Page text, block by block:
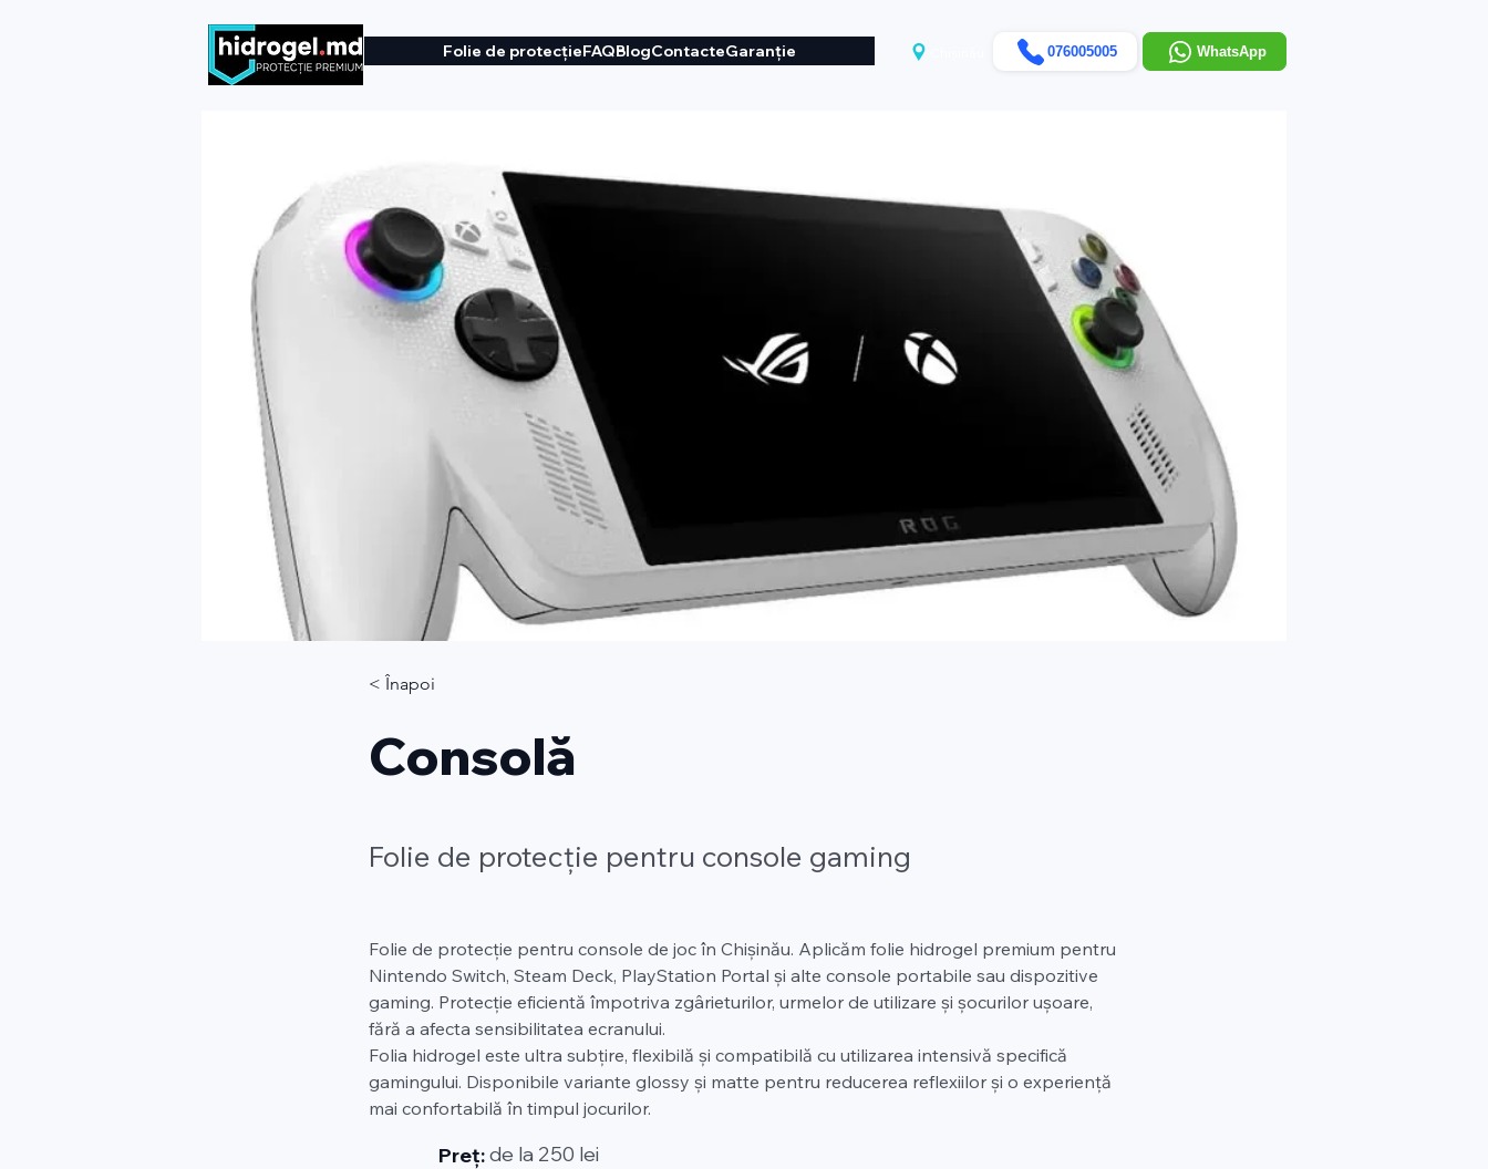
Folie de protecțieFAQBlogContacteGaranție 076005005 WhatsApp
< Înapoi
Consolă
Folie de protecție pentru console gaming
Folie de protecție pentru console de joc în Chișinău. Aplicăm folie hidrogel premium pentru
Nintendo Switch, Steam Deck, PlayStation Portal și alte console portabile sau dispozitive
gaming. Protecție eficientă împotriva zgârieturilor, urmelor de utilizare și șocurilor ușoare,
fără a afecta sensibilitatea ecranului.
Folia hidrogel este ultra subțire, flexibilă și compatibilă cu utilizarea intensivă specifică
gamingului. Disponibile variante glossy și matte pentru reducerea reflexiilor și o experiență
mai confortabilă în timpul jocurilor.
Preț:de la 250 lei